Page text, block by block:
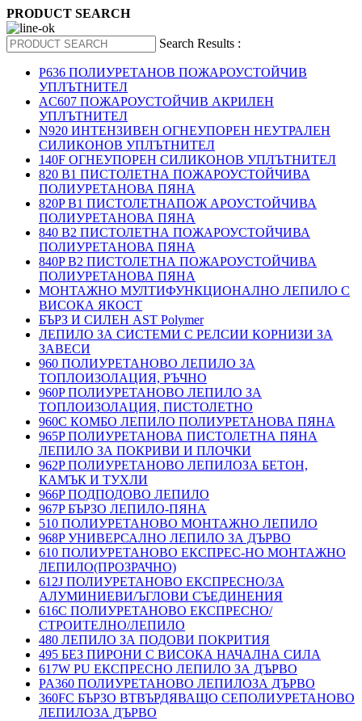
PRODUCT SEARCH
Search Results :
P636 ПОЛИУРЕТАНОВ ПОЖАРОУСТОЙЧИВ
УПЛЪТНИТЕЛ
AC607 ПОЖАРОУСТОЙЧИВ АКРИЛЕН
УПЛЪТНИТЕЛ
N920 ИНТЕНЗИВЕН ОГНЕУПОРЕН НЕУТРАЛЕН
СИЛИКОНОВ УПЛЪТНИТЕЛ
140F ОГНЕУПОРЕН СИЛИКОНОВ УПЛЪТНИТЕЛ
820 B1 ПИСТОЛЕТНА ПОЖАРОУСТОЙЧИВА
ПОЛИУРЕТАНОВА ПЯНА
820P B1 ПИСТОЛЕТНАПОЖ АРОУСТОЙЧИВА
ПОЛИУРЕТАНОВА ПЯНА
840 B2 ПИСТОЛЕТНА ПОЖАРОУСТОЙЧИВА
ПОЛИУРЕТАНОВА ПЯНА
840P B2 ПИСТОЛЕТНА ПОЖАРОУСТОЙЧИВА
ПОЛИУРЕТАНОВА ПЯНА
МОНТАЖНО МУЛТИФУНКЦИОНАЛНО ЛЕПИЛО С
ВИСОКА ЯКОСТ
БЪРЗ И СИЛЕН AST Polymer
ЛЕПИЛО ЗА СИСТЕМИ С РЕЛСИИ КОРНИЗИ ЗА
ЗАВЕСИ
960 ПОЛИУРЕТАНОВО ЛЕПИЛО ЗА
ТОПЛОИЗОЛАЦИЯ, РЪЧНО
960P ПОЛИУРЕТАНОВО ЛЕПИЛО ЗА
ТОПЛОИЗОЛАЦИЯ, ПИСТОЛЕТНО
960C КОМБО ЛЕПИЛО ПОЛИУРЕТАНОВА ПЯНА
965P ПОЛИУРЕТАНОВА ПИСТОЛЕТНА ПЯНА
ЛЕПИЛО ЗА ПОКРИВИ И ПЛОЧКИ
962P ПОЛИУРЕТАНОВО ЛЕПИЛОЗА БЕТОН,
КАМЪК И ТУХЛИ
966P ПОДПОДОВО ЛЕПИЛО
967P БЪРЗО ЛЕПИЛО-ПЯНА
510 ПОЛИУРЕТАНОВО МОНТАЖНО ЛЕПИЛО
968P УНИВЕРСАЛНО ЛЕПИЛО ЗА ДЪРВО
610 ПОЛИУРЕТАНОВО ЕКСПРЕС-НО МОНТАЖНО
ЛЕПИЛО(ПРОЗРАЧНО)
612J ПОЛИУРЕТАНОВО ЕКСПРЕСНО/ЗА
АЛУМИНИЕВИ/ЪГЛОВИ СЪЕДИНЕНИЯ
616C ПОЛИУРЕТАНОВО ЕКСПРЕСНО/
СТРОИТЕЛНО/ЛЕПИЛО
480 ЛЕПИЛО ЗА ПОДОВИ ПОКРИТИЯ
495 БЕЗ ПИРОНИ С ВИСОКА НАЧАЛНА СИЛА
617W PU ЕКСПРЕСНО ЛЕПИЛО ЗА ДЪРВО
PA360 ПОЛИУРЕТАНОВО ЛЕПИЛОЗА ДЪРВО
360FC БЪРЗО ВТВЪРДЯВАЩО СЕПОЛИУРЕТАНОВО
ЛЕПИЛОЗА ДЪРВО